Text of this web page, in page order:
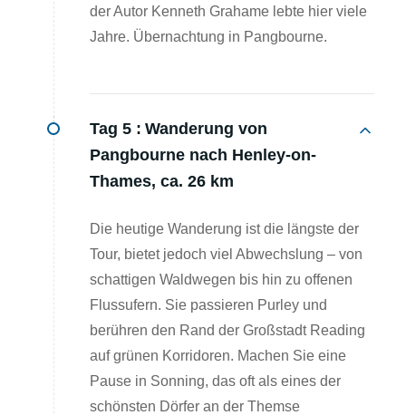
der Autor Kenneth Grahame lebte hier viele
Jahre. Übernachtung in Pangbourne.
Tag 5 : Wanderung von
Pangbourne nach Henley-on-
Thames, ca. 26 km
Die heutige Wanderung ist die längste der
Tour, bietet jedoch viel Abwechslung – von
schattigen Waldwegen bis hin zu offenen
Flussufern. Sie passieren Purley und
berühren den Rand der Großstadt Reading
auf grünen Korridoren. Machen Sie eine
Pause in Sonning, das oft als eines der
schönsten Dörfer an der Themse